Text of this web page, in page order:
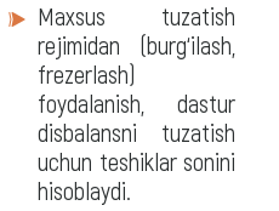
Maxsus tuzatish
rejimidan (burg‘ilash,
frezerlash)
foydalanish, dastur
disbalansni tuzatish
uchun teshiklar sonini
hisoblaydi.